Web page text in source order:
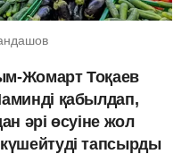
Жомарт Тоқаев
қабылдап,
әрі өсуіне жол
тапсырды